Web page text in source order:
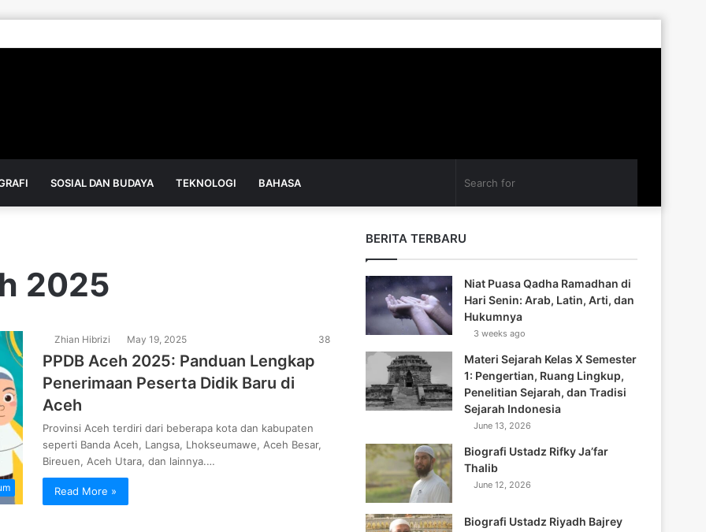
SOSIAL DAN BUDAYA TEKNOLOGI BAHASA
2025
Zhian Hibrizi May 19, 2025 38
PPDB Aceh 2025: Panduan Lengkap
Penerimaan Peserta Didik Baru di
Aceh
Provinsi Aceh terdiri dari beberapa kota dan kabupaten
seperti Banda Aceh, Langsa, Lhokseumawe, Aceh Besar,
Bireuen, Aceh Utara, dan lainnya.…
Read More »
BERITA TERBARU
Niat Puasa Qadha Ramadhan di
Hari Senin: Arab, Latin, Arti, dan
Hukumnya
3 weeks ago
Materi Sejarah Kelas X Semester
1: Pengertian, Ruang Lingkup,
Penelitian Sejarah, dan Tradisi
Sejarah Indonesia
June 13, 2026
Biografi Ustadz Rifky Ja’far
Thalib
June 12, 2026
Biografi Ustadz Riyadh Bajrey